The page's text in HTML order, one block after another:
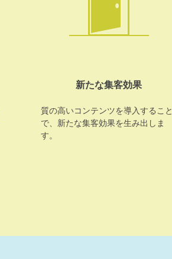
新たな集客効果
質の高いコンテンツを導入すること
で、新たな集客効果を生み出しま
す。